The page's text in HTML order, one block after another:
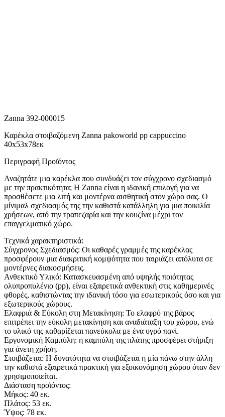
Zanna 392-000015
Καρέκλα στοιβαζόμενη Zanna pakoworld pp cappuccino
40x53x78εκ
Περιγραφή Προϊόντος
Αναζητάτε μια καρέκλα που συνδυάζει τον σύγχρονο σχεδιασμό
με την πρακτικότητα; Η Zanna είναι η ιδανική επιλογή για να
προσθέσετε μια λιτή και μοντέρνα αισθητική στον χώρο σας. Ο
μίνιμαλ σχεδιασμός της την καθιστά κατάλληλη για μια ποικιλία
χρήσεων, από την τραπεζαρία και την κουζίνα μέχρι τον
επαγγελματικό χώρο.
Τεχνικά χαρακτηριστικά:
Σύγχρονος Σχεδιασμός: Οι καθαρές γραμμές της καρέκλας
προσφέρουν μια διακριτική κομψότητα που ταιριάζει απόλυτα σε
μοντέρνες διακοσμήσεις.
Ανθεκτικό Υλικό: Κατασκευασμένη από υψηλής ποιότητας
ολυπροπυλένιο (pp), είναι εξαιρετικά ανθεκτική στις καθημερινές
φθορές, καθιστώντας την ιδανική τόσο για εσωτερικούς όσο και για
εξωτερικούς χώρους.
Ελαφριά & Εύκολη στη Μετακίνηση: Το ελαφρύ της βάρος
επιτρέπει την εύκολη μετακίνηση και αναδιάταξη του χώρου, ενώ
το υλικό της καθαρίζεται πανεύκολα με ένα υγρό πανί.
Εργονομική Καμπύλη: η καμπύλη της πλάτης προσφέρει στήριξη
για άνετη χρήση.
Στοιβάζεται: Η δυνατότητα να στοιβάζεται η μία πάνω στην άλλη
την καθιστά εξαιρετικά πρακτική για εξοικονόμηση χώρου όταν δεν
χρησιμοποιείται.
Διάσταση προϊόντος:
Μήκος: 40 εκ.
Πλάτος: 53 εκ.
Ύψος: 78 εκ.